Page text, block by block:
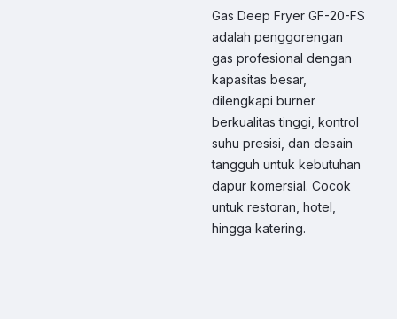
Gas Deep Fryer GF-20-FS
adalah penggorengan
gas profesional dengan
kapasitas besar,
dilengkapi burner
berkualitas tinggi, kontrol
suhu presisi, dan desain
tangguh untuk kebutuhan
dapur komersial. Cocok
untuk restoran, hotel,
hingga katering.